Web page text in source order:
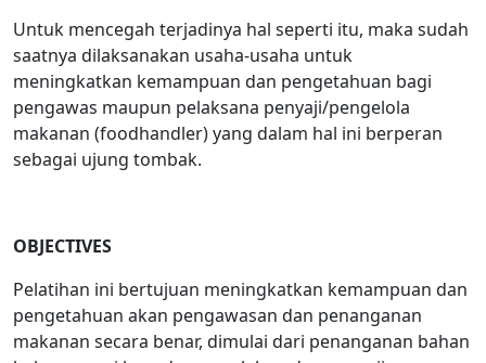
Untuk mencegah terjadinya hal seperti itu, maka sudah
saatnya dilaksanakan usaha-usaha untuk
meningkatkan kemampuan dan pengetahuan bagi
pengawas maupun pelaksana penyaji/pengelola
makanan (foodhandler) yang dalam hal ini berperan
sebagai ujung tombak.
OBJECTIVES
Pelatihan ini bertujuan meningkatkan kemampuan dan
pengetahuan akan pengawasan dan penanganan
makanan secara benar, dimulai dari penanganan bahan